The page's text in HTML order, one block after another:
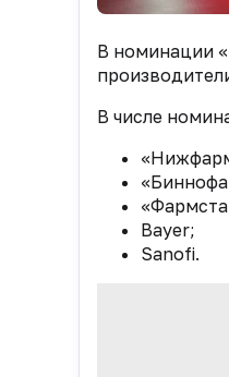
В номинации
В числе
Bayer;
Sanofi.